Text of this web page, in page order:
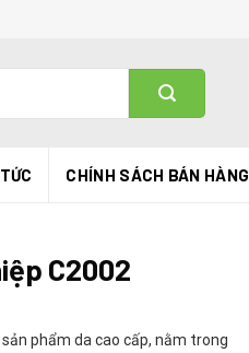
CHÍNH SÁCH BÁN HÀNG
C2002
phẩm da cao cấp, nằm trong